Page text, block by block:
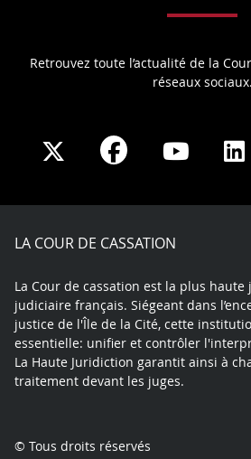
Retrouvez toute l’actualité de la
réseaux sociaux.
Share
X
Share
Facebook
Share
LA COUR DE CASSATION
La Cour de cassation est la plus
judiciaire français. Siégeant dans
justice de l'Île de la Cité, cette
essentielle: unifier et contrôler
La Haute Juridiction garantit ainsi à
traitement devant les juges.
© Tous droits réservés